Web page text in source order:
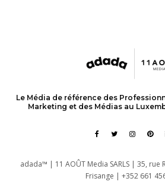
Le Média de référence des
Marketing et des Médias au
adada™ | 11 AOÛT Media SARLS | 35, rue
Frisange | +352 661